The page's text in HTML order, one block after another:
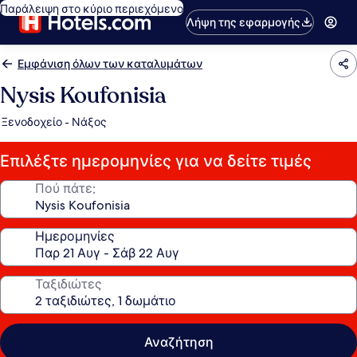
Παράλειψη στο κύριο περιεχόμενο
Λήψη της εφαρμογής
Εμφάνιση όλων των καταλυμάτων
Nysis Koufonisia
Ξενοδοχείο - Νάξος
Επιλέξτε ημερομηνίες για να δείτε τιμές
Πού πάτε;
Ημερομηνίες
Ταξιδιώτες
Αναζήτηση